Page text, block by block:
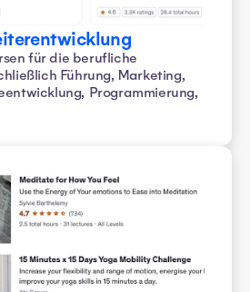
für die berufliche
Führung, Marketing,
Programmierung,